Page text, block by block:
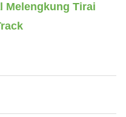
Melengkung Tirai